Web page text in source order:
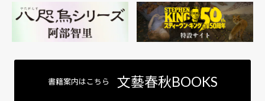
書籍案内はこちら 文藝春秋BOOKS